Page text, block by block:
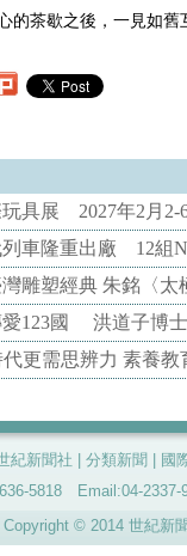
的茶歇之後，一見如
具展 2027年2月2-
車隆重出廠 12組
雕塑經典 朱銘〈
愛123國 洪道子博
更需思辨力 素養
紀新聞社 分類新聞
國
5818 Email:04-
Copyright © 2014 世紀新